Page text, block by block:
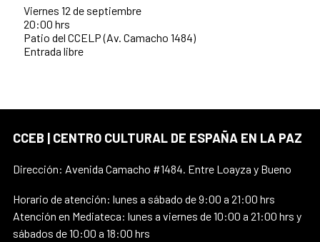
Viernes 12 de septiembre
20:00 hrs
Patio del CCELP (Av. Camacho 1484)
Entrada libre
CCEB | CENTRO CULTURAL DE ESPAÑA EN LA PAZ
Dirección: Avenida Camacho #1484. Entre Loayza y Bueno
Horario de atención: lunes a sábado de 9:00 a 21:00 hrs
Atención en Mediateca: lunes a viernes de 10:00 a 21:00 hrs y
sábados de 10:00 a 18:00 hrs